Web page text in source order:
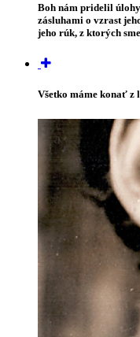
Boh nám pridelil
zásluhami o vzrast
jeho rúk, z ktorých
Všetko máme konať z